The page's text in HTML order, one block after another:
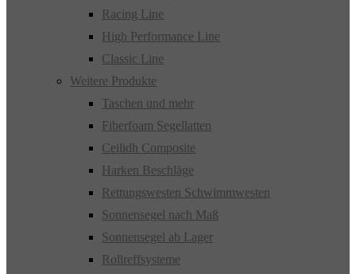
Racing Line
High Performance Line
Classic Line
Weitere Produkte
Taschen und mehr
Fiberfoam Segellatten
Ceilidh Composite
Harken Beschläge
Rettungswesten Schwimmwesten
Sonnensegel nach Maß
Sonnensegel ab Lager
Rollreffsysteme